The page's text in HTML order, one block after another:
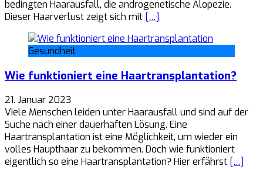
bedingten Haarausfall, die androgenetische Alopezie.
Dieser Haarverlust zeigt sich mit […]
Gesundheit
Wie funktioniert eine Haartransplantation?
21. Januar 2023
Viele Menschen leiden unter Haarausfall und sind auf der
Suche nach einer dauerhaften Lösung. Eine
Haartransplantation ist eine Möglichkeit, um wieder ein
volles Haupthaar zu bekommen. Doch wie funktioniert
eigentlich so eine Haartransplantation? Hier erfährst […]